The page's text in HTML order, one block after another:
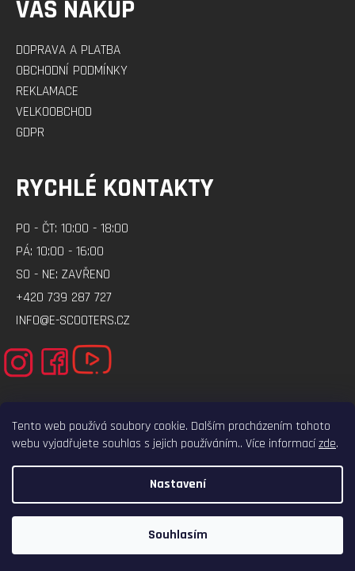
Tento web používá soubory cookie. Dalším procházením tohoto
webu vyjadřujete souhlas s jejich používáním.. Více informacízde.
Nastavení
Souhlasím
VÁŠ NÁKUP
DOPRAVA A PLATBA
OBCHODNÍ PODMÍNKY
REKLAMACE
VELKOOBCHOD
GDPR
RYCHLÉ KONTAKTY
PO - ČT: 10:00 - 18:00
PÁ: 10:00 - 16:00
SO - NE: ZAVŘENO
+420 739 287 727
INFO@E-SCOOTERS.CZ
VYTVOŘIL SHOPTET
E-SCOOTERS.CZ. VŠECHNA PRÁVA VYHRAZENA.